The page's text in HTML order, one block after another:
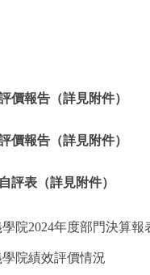
價報告（詳見附件）
價報告 （詳見附件）
評表 （詳見附件）
院2024年度部門決算報
院績效評價情況